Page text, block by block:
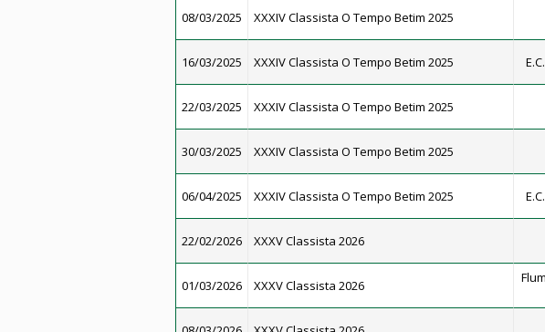
08/03/2025 XXXIV Classista O Tempo Betim 2025
16/03/2025 XXXIV Classista O Tempo Betim 2025
22/03/2025 XXXIV Classista O Tempo Betim 2025
30/03/2025 XXXIV Classista O Tempo Betim 2025
06/04/2025 XXXIV Classista O Tempo Betim 2025
22/02/2026 XXXV Classista 2026
01/03/2026 XXXV Classista 2026